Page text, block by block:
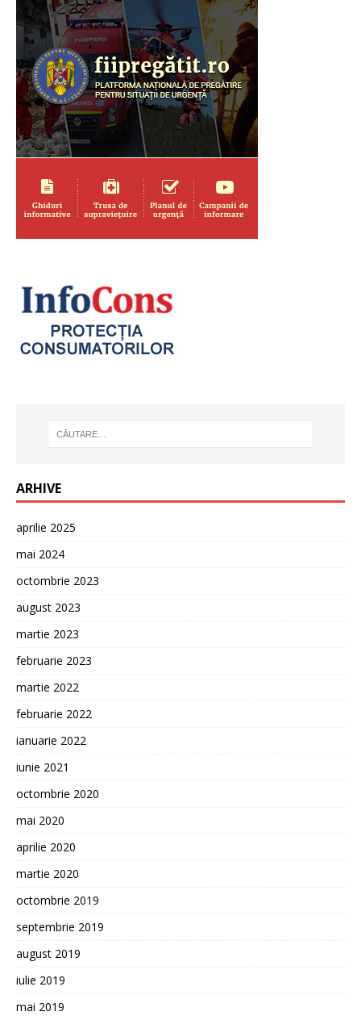
ARHIVE
aprilie 2025
mai 2024
octombrie 2023
august 2023
martie 2023
februarie 2023
martie 2022
februarie 2022
ianuarie 2022
iunie 2021
octombrie 2020
mai 2020
aprilie 2020
martie 2020
octombrie 2019
septembrie 2019
august 2019
iulie 2019
mai 2019